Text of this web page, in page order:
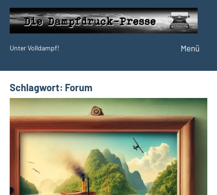
Zum
Inhalt
springen
Dampfdruck-
Presse
Unter Volldampf! Menü
Schlagwort: Forum